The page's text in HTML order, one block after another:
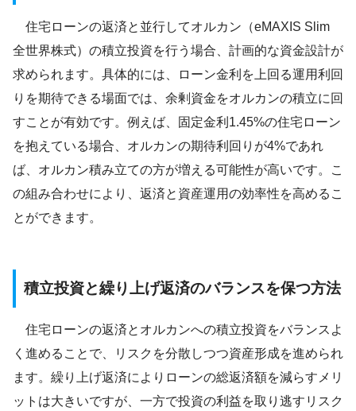
住宅ローンの返済と並行してオルカン（eMAXIS Slim
全世界株式）の積立投資を行う場合、計画的な資金設計が
求められます。具体的には、ローン金利を上回る運用利回
りを期待できる場面では、余剰資金をオルカンの積立に回
すことが有効です。例えば、固定金利1.45%の住宅ローン
を抱えている場合、オルカンの期待利回りが4%であれ
ば、オルカン積み立ての方が増える可能性が高いです。こ
の組み合わせにより、返済と資産運用の効率性を高めるこ
とができます。
積立投資と繰り上げ返済のバランスを保つ方法
住宅ローンの返済とオルカンへの積立投資をバランスよ
く進めることで、リスクを分散しつつ資産形成を進められ
ます。繰り上げ返済によりローンの総返済額を減らすメリ
ットは大きいですが、一方で投資の利益を取り逃すリスク